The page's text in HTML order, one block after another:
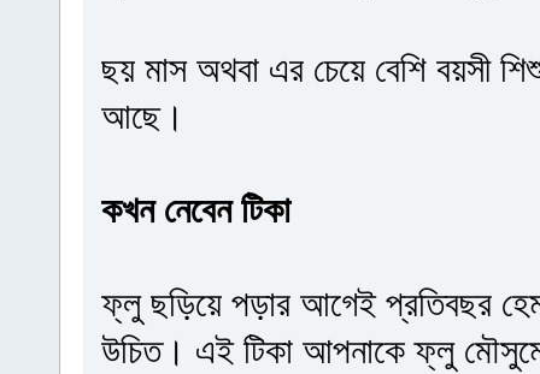
ছয় মাস অথবা এর চেয়ে বেশি বয়সী
আছে।
কখন নেবেন টিকা
ফ্লু ছড়িয়ে পড়ার আগেই প্রতিবছর
উচিত। এই টিকা আপনাকে ফ্লু